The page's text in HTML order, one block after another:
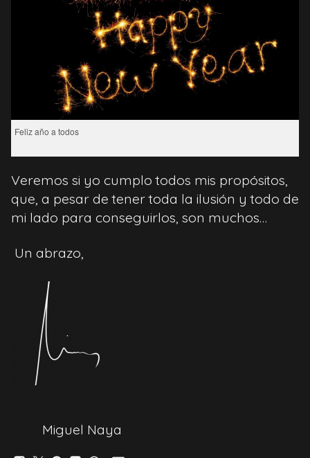
Feliz año a todos
Veremos si yo cumplo todos mis propósitos,
que, a pesar de tener toda la ilusión y todo de
mi lado para conseguirlos, son muchos…
Un abrazo,
Miguel Naya